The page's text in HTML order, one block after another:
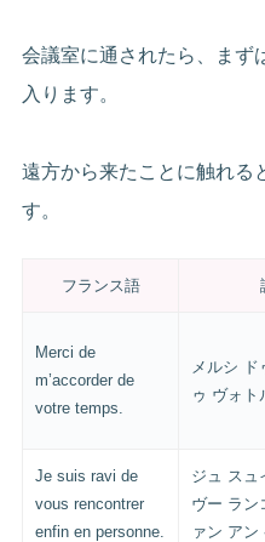
会議室に通されたら、まず
入ります。
遠方から来たことに触れる
す。
フランス語
Merci de
m’accorder de
votre temps.
メルシ ド
ゥ ヴォト
Je suis ravi de
vous rencontrer
enfin en personne.
ジュ スュ
ヴー ラン
ァン アン